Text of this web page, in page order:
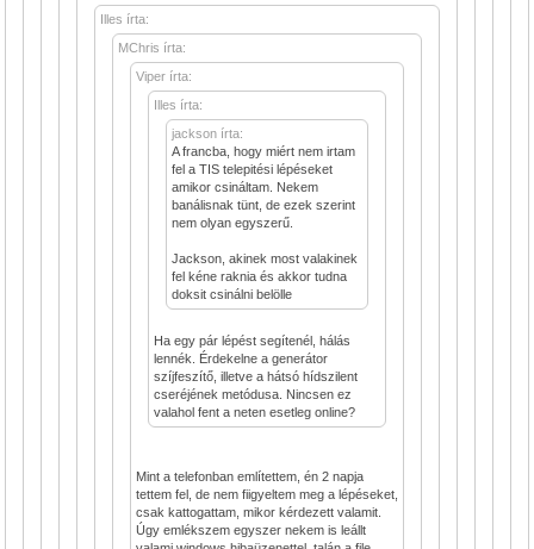
Illes írta:
MChris írta:
Viper írta:
Illes írta:
jackson írta:
A francba, hogy miért nem irtam
fel a TIS telepitési lépéseket
amikor csináltam. Nekem
banálisnak tünt, de ezek szerint
nem olyan egyszerű.
Jackson, akinek most valakinek
fel kéne raknia és akkor tudna
doksit csinálni belölle
Ha egy pár lépést segítenél, hálás
lennék. Érdekelne a generátor
szíjfeszítő, illetve a hátsó hídszilent
cseréjének metódusa. Nincsen ez
valahol fent a neten esetleg online?
Mint a telefonban említettem, én 2 napja
tettem fel, de nem fiigyeltem meg a lépéseket,
csak kattogattam, mikor kérdezett valamit.
Úgy emlékszem egyszer nekem is leállt